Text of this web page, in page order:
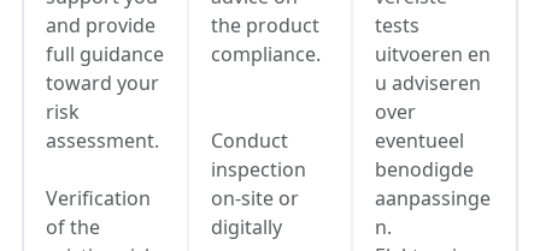
and provide
full guidance
toward your
risk
assessment.
Verification
of the
the product
compliance.
Conduct
inspection
on-site or
digitally
tests
uitvoeren en
u adviseren
over
eventueel
benodigde
aanpassinge
n.